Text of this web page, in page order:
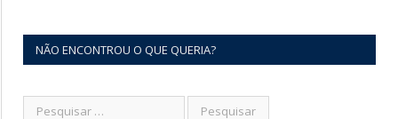
NÃO ENCONTROU O QUE QUERIA?